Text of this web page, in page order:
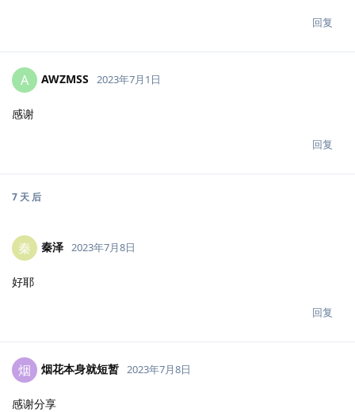
回复
A AWZMSS 2023年7月1日
感谢
回复
7 天 后
秦 秦泽 2023年7月8日
好耶
回复
烟 烟花本身就短暂 2023年7月8日
感谢分享